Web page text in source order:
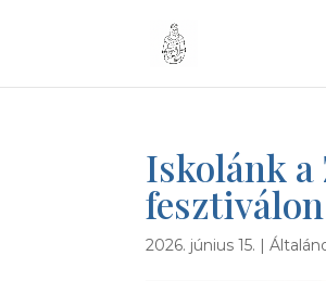
Iskolánk a
fesztiválon
2026. június 15. |